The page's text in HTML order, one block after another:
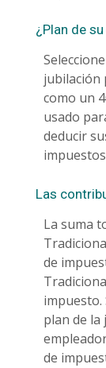
¿Plan de
jubilación
como un
usado
deducir
Las
La suma
de
impuesto.
plan de
de